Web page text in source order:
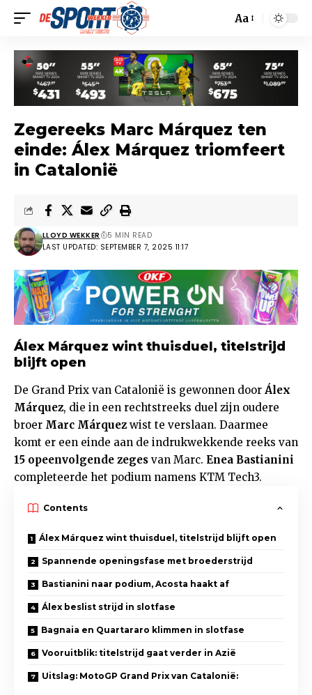
Aa
Zegereeks Marc Márquez ten
einde: Álex Márquez triomfeert
in Catalonië
LAST UPDATED: SEPTEMBER 7, 2025 11:17
LLOYD WEKKER 5 MIN READ
Álex Márquez wint thuisduel, titelstrijd
blijft open
De Grand Prix van Catalonië is gewonnen door Álex
Márquez, die in een rechtstreeks duel zijn oudere
broer Marc Márquez wist te verslaan. Daarmee
komt er een einde aan de indrukwekkende reeks van
15 opeenvolgende zeges van Marc. Enea Bastianini
completeerde het podium namens KTM Tech3.
Contents
Álex Márquez wint thuisduel, titelstrijd blijft open
Spannende openingsfase met broederstrijd
Bastianini naar podium, Acosta haakt af
Álex beslist strijd in slotfase
Bagnaia en Quartararo klimmen in slotfase
Vooruitblik: titelstrijd gaat verder in Azië
Uitslag: MotoGP Grand Prix van Catalonië: